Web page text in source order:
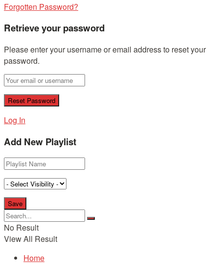
Forgotten Password?
Retrieve your password
Please enter your username or email address to reset your
password.
Log In
Add New Playlist
No Result
View All Result
Home